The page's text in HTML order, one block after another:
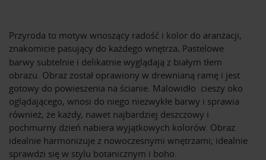
Przyroda to motyw wnoszący radość i kolor do aranżacji,
znakomicie pasujący do każdego wnętrza. Pastelowe
barwy subtelnie i delikatnie wyglądają z białym tłem
obrazu. Obraz został oprawiony w drewnianą ramę i jest
gotowy do powieszenia na ścianie. Malowidło cieszy oko
oglądającego, wnosi do niego niezwykłe barwy i sprawia
również, że każdy, nawet najbardziej deszczowy i
pochmurny dzień nabiera wyjątkowych kolorów. Obraz
idealnie harmonizuje z nowoczesnymi wnętrzami; idealnie
sprawdzi się w stylu botanicznym i boho.